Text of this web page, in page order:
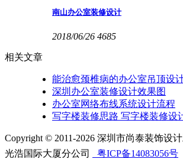
南山办公室装修设计
2018/06/26 4685
相关文章
能治愈颈椎病的办公室吊顶设
深圳办公室装修设计效果图
办公室网络布线系统设计流程
写字楼装修思路 写字楼装修设
Copyright © 2011-2026 深圳市尚泰装饰设
光浩国际大厦分公司
粤ICP备14083056号